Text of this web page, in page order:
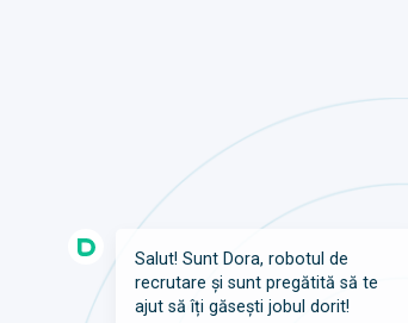
Salut! Sunt Dora, robotul de
recrutare și sunt pregătită să te
ajut să îți găsești jobul dorit!